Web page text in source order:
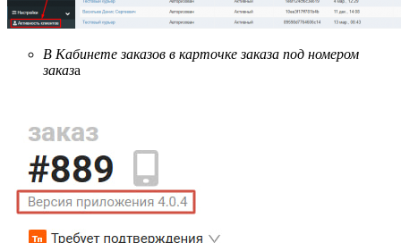
В Кабинете заказов в карточке заказа под номером
заказа